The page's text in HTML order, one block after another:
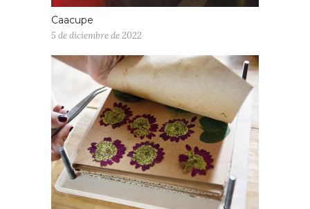
Caacupe
5 de diciembre de 2022